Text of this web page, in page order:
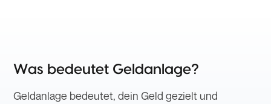
Was bedeutet Geldanlage?
Geldanlage bedeutet, dein Geld gezielt und